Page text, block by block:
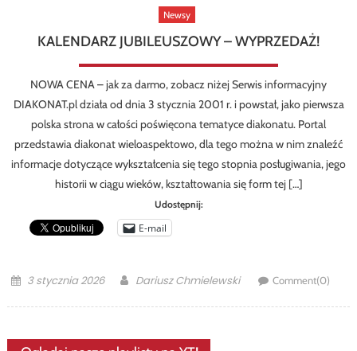
Newsy
KALENDARZ JUBILEUSZOWY – WYPRZEDAŻ!
NOWA CENA – jak za darmo, zobacz niżej Serwis informacyjny
DIAKONAT.pl działa od dnia 3 stycznia 2001 r. i powstał, jako pierwsza
polska strona w całości poświęcona tematyce diakonatu. Portal
przedstawia diakonat wieloaspektowo, dla tego można w nim znaleźć
informacje dotyczące wykształcenia się tego stopnia posługiwania, jego
historii w ciągu wieków, kształtowania się form tej […]
Udostępnij:
E-mail
Posted
3 stycznia 2026 Author
Dariusz Chmielewski Comment(0)